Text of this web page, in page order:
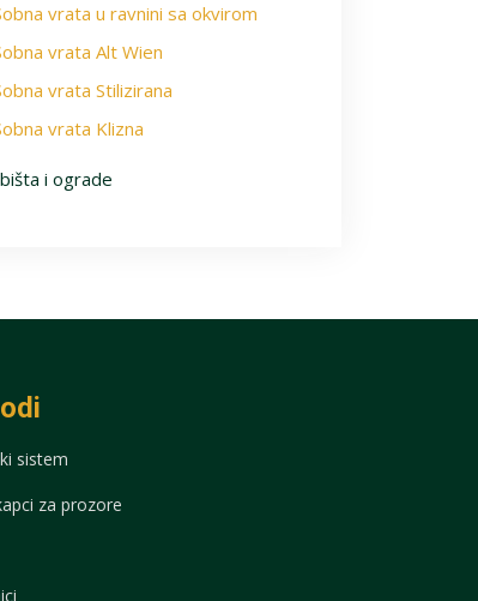
vrata u ravnini sa okvirom
vrata Alt Wien
vrata Stilizirana
vrata Klizna
i ograde
sistem
za prozore